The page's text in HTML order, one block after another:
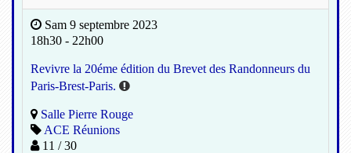
Sam 9 septembre 2023
18h30 - 22h00
Revivre la 20éme édition du Brevet des Randonneurs du
Paris-Brest-Paris.
Salle Pierre Rouge
ACE Réunions
11 / 30